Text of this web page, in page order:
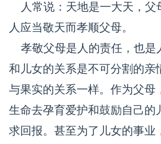
人常说：天地是一大天，父
人应当敬天而孝顺父母。
孝敬父母是人的责任，也是
和儿女的关系是不可分割的亲
与果实的关系一样。作为父母
生命去孕育爱护和鼓励自己的
求回报。甚至为了儿女的事业